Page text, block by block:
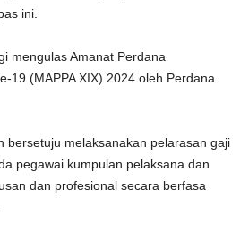
ini.
mengulas Amanat Perdana
19 (MAPPA XIX) 2024 oleh Perdana
bersetuju melaksanakan pelarasan gaji
pegawai kumpulan pelaksana dan
dan profesional secara berfasa